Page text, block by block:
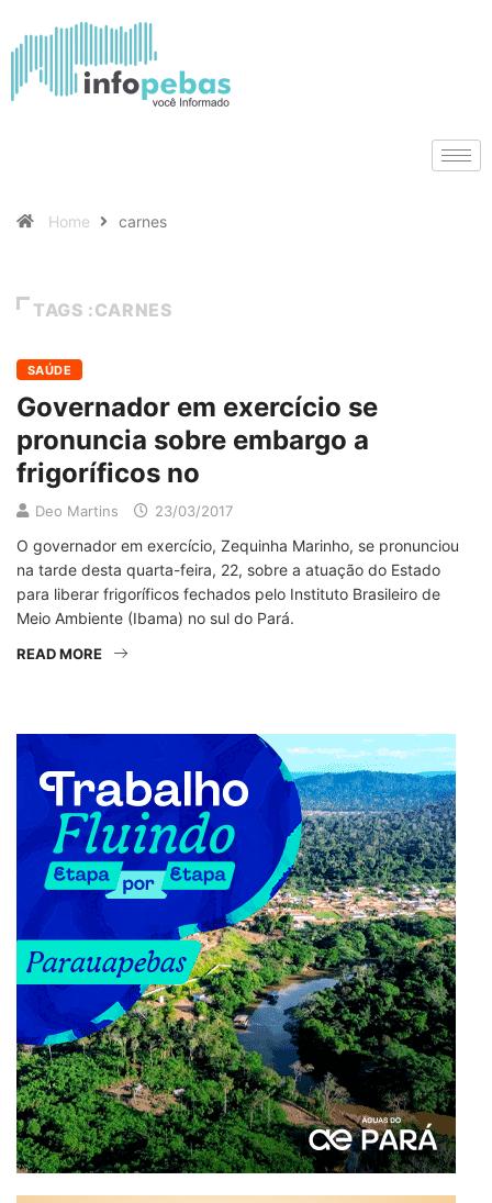
Home carnes
TAGS :CARNES
SAÚDE
Governador em exercício se
pronuncia sobre embargo a
frigoríficos no
Deo Martins 23/03/2017
O governador em exercício, Zequinha Marinho, se pronunciou
na tarde desta quarta-feira, 22, sobre a atuação do Estado
para liberar frigoríficos fechados pelo Instituto Brasileiro de
Meio Ambiente (Ibama) no sul do Pará.
READ MORE